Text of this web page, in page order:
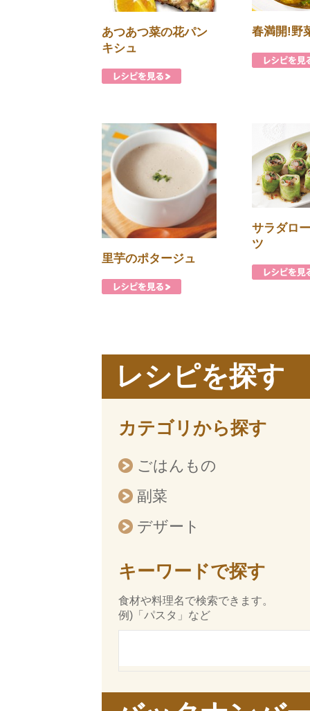
あつあつ菜の花パン
キシュ
春満開!野
里芋のポタージュ
サラダロ
ツ
レシピを探す
カテゴリから探す
ごはんもの
副菜
デザート
キーワードで探す
食材や料理名で検索できます。
例)「パスタ」など